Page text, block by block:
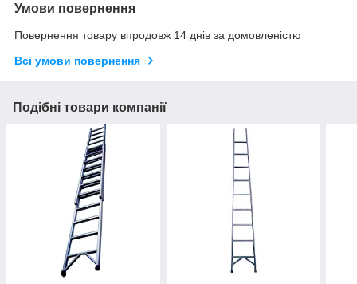
Умови повернення
Повернення товару впродовж 14 днів за домовленістю
Всі умови повернення
Подібні товари компанії